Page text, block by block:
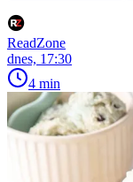
ReadZone
dnes, 17:30
4 min